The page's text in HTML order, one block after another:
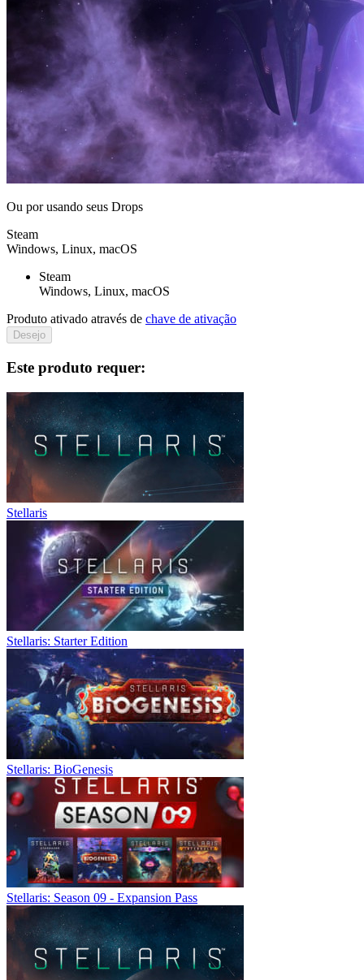
Ou porusando seus Drops
Steam
Windows, Linux, macOS
Steam
Windows, Linux, macOS
Produto ativado através de chave de ativação
Desejo
Este produto requer:
Stellaris
Stellaris: Starter Edition
Stellaris: BioGenesis
Stellaris: Season 09 - Expansion Pass